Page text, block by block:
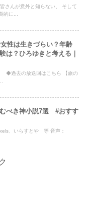
さんが意外と知らない、 そして
的に...
性は生きづらい？年齢
は？ひろゆきと考える｜
◆過去の放送回はこちら 【旅の
べき神小説7選 #おすす
、いらすとや 等 音声：